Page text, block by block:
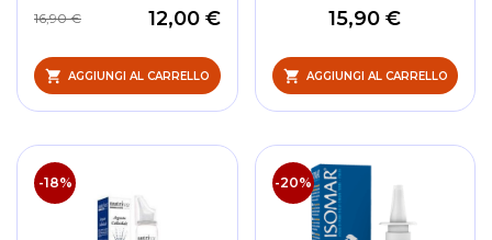
12,00 €
16,90 €
AGGIUNGI AL CARRELLO
15,90 €
AGGIUNGI AL CARRELLO
-18% -20%